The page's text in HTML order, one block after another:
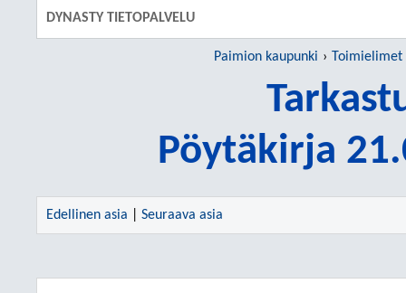
DYNASTY TIETOPALVELU
Paimion kaupunki Toimielimet
Pöytäkirja
Edellinen asia Seuraava asia